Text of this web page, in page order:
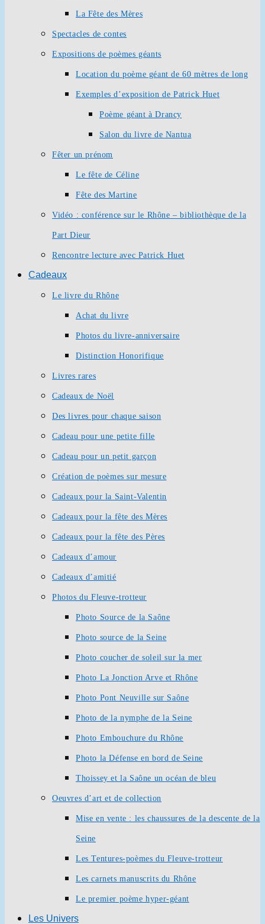
La Fête des Mères
Spectacles de contes
Expositions de poèmes géants
Location du poème géant de 60 mètres de long
Exemples d’exposition de Patrick Huet
Poème géant à Drancy
Salon du livre de Nantua
Fêter un prénom
Le fête de Céline
Fête des Martine
Vidéo : conférence sur le Rhône – bibliothèque de la
Part Dieur
Rencontre lecture avec Patrick Huet
Cadeaux
Le livre du Rhône
Achat du livre
Photos du livre-anniversaire
Distinction Honorifique
Livres rares
Cadeaux de Noël
Des livres pour chaque saison
Cadeau pour une petite fille
Cadeau pour un petit garçon
Création de poèmes sur mesure
Cadeaux pour la Saint-Valentin
Cadeaux pour la fête des Mères
Cadeaux pour la fête des Pères
Cadeaux d’amour
Cadeaux d’amitié
Photos du Fleuve-trotteur
Photo Source de la Saône
Photo source de la Seine
Photo coucher de soleil sur la mer
Photo La Jonction Arve et Rhône
Photo Pont Neuville sur Saône
Photo de la nymphe de la Seine
Photo Embouchure du Rhône
Photo la Défense en bord de Seine
Thoissey et la Saône un océan de bleu
Oeuvres d’art et de collection
Mise en vente : les chaussures de la descente de la
Seine
Les Tentures-poèmes du Fleuve-trotteur
Les carnets manuscrits du Rhône
Le premier poème hyper-géant
Les Univers